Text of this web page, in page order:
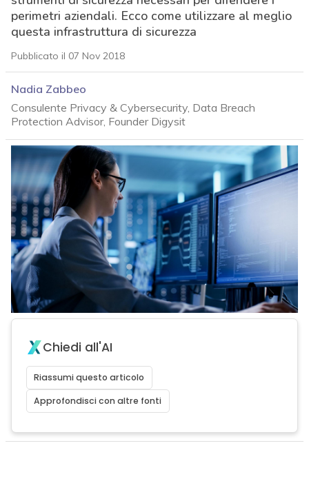
perimetri aziendali. Ecco come utilizzare al meglio
questa infrastruttura di sicurezza
Pubblicato il 07 Nov 2018
Nadia Zabbeo
Consulente Privacy & Cybersecurity, Data Breach
Protection Advisor, Founder Digysit
Chiedi all'AI
Riassumi questo articolo
Approfondisci con altre fonti